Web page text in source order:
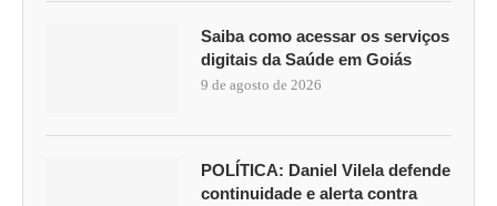
Saiba como acessar os serviços
digitais da Saúde em Goiás
9 de agosto de 2026
POLÍTICA: Daniel Vilela defende
continuidade e alerta contra